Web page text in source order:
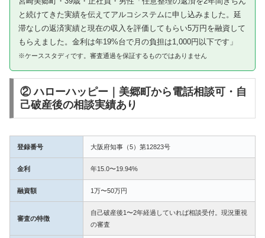
と続けてきた実績を伝えてアルコシステムに申し込みました。延
滞なしの返済実績と現在の収入を評価してもらい5万円を融資して
もらえました。金利は年19%台で月の負担は1,000円以下です」
※ケーススタディです。審査通過を保証するものではありません
② ハローハッピー｜美郷町から電話相談可・自
己破産後の相談実績あり
登録番号 大阪府知事（5）第12823号
金利 年15.0〜19.94%
融資額 1万〜50万円
審査の特徴
自己破産後1〜2年経過していれば相談受付。現況重視
の審査